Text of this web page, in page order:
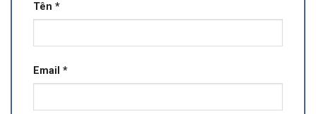
Tên *
Email *